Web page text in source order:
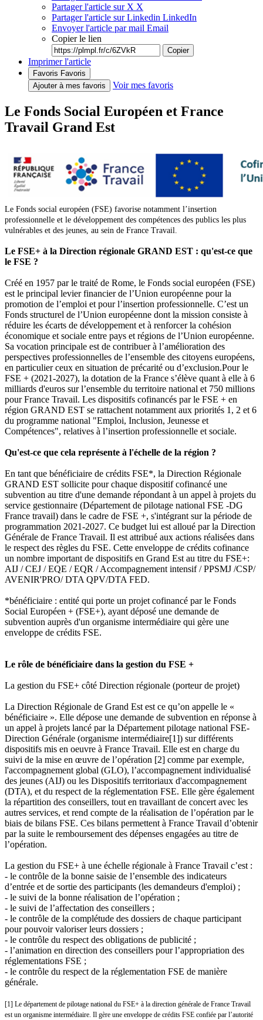
Partager l'article sur X X
Partager l'article sur Linkedin LinkedIn
Envoyer l'article par mail Email
Copier le lien
Copier
Imprimer l'article
Favoris Favoris
Ajouter à mes favoris
Voir mes favoris
Le Fonds Social Européen et France
Travail Grand Est
Le Fonds social européen (FSE) favorise notamment l’insertion
professionnelle et le développement des compétences des publics les plus
vulnérables et des jeunes, au sein de France Travail.
Le FSE+ à la Direction régionale GRAND EST : qu'est-ce que
le FSE ?
Créé en 1957 par le traité de Rome, le Fonds social européen (FSE)
est le principal levier financier de l’Union européenne pour la
promotion de l’emploi et pour l’insertion professionnelle. C’est un
Fonds structurel de l’Union européenne dont la mission consiste à
réduire les écarts de développement et à renforcer la cohésion
économique et sociale entre pays et régions de l’Union européenne.
Sa vocation principale est de contribuer à l’amélioration des
perspectives professionnelles de l’ensemble des citoyens européens,
en particulier ceux en situation de précarité ou d’exclusion.Pour le
FSE + (2021-2027), la dotation de la France s’élève quant à elle à 6
milliards d'euros sur l’ensemble du territoire national et 750 millions
pour France Travail. Les dispositifs cofinancés par le FSE + en
région GRAND EST se rattachent notamment aux priorités 1, 2 et 6
du programme national "Emploi, Inclusion, Jeunesse et
Compétences", relatives à l’insertion professionnelle et sociale.
Qu'est-ce que cela représente à l'échelle de la région ?
En tant que bénéficiaire de crédits FSE*, la Direction Régionale
GRAND EST sollicite pour chaque dispositif cofinancé une
subvention au titre d'une demande répondant à un appel à projets du
service gestionnaire (Département de pilotage national FSE -DG
France travail) dans le cadre de FSE +, s'intégrant sur la période de
programmation 2021-2027. Ce budget lui est alloué par la Direction
Générale de France Travail. Il est attribué aux actions réalisées dans
le respect des règles du FSE. Cette enveloppe de crédits cofinance
un nombre important de dispositifs en Grand Est au titre du FSE+:
AIJ / CEJ / EQE / EQR / Accompagnement intensif / PPSMJ /CSP/
AVENIR'PRO/ DTA QPV/DTA FED.
*bénéficiaire : entité qui porte un projet cofinancé par le Fonds
Social Européen + (FSE+), ayant déposé une demande de
subvention auprès d'un organisme intermédiaire qui gère une
enveloppe de crédits FSE.
Le rôle de bénéficiaire dans la gestion du FSE +
La gestion du FSE+ côté Direction régionale (porteur de projet)
La Direction Régionale de Grand Est est ce qu’on appelle le «
bénéficiaire ». Elle dépose une demande de subvention en réponse à
un appel à projets lancé par la Département pilotage national FSE-
Direction Générale (organisme intermédiaire[1]) sur différents
dispositifs mis en oeuvre à France Travail. Elle est en charge du
suivi de la mise en œuvre de l’opération [2] comme par exemple,
l'accompagnement global (GLO), l’accompagnement individualisé
des jeunes (AIJ) ou les Dispositifs territoriaux d'accompagnement
(DTA), et du respect de la réglementation FSE. Elle gère également
la répartition des conseillers, tout en travaillant de concert avec les
autres services, et rend compte de la réalisation de l’opération par le
biais de bilans FSE. Ces bilans permettent à France Travail d’obtenir
par la suite le remboursement des dépenses engagées au titre de
l’opération.
La gestion du FSE+ à une échelle régionale à France Travail c’est :
- le contrôle de la bonne saisie de l’ensemble des indicateurs
d’entrée et de sortie des participants (les demandeurs d'emploi) ;
- le suivi de la bonne réalisation de l’opération ;
- le suivi de l’affectation des conseillers ;
- le contrôle de la complétude des dossiers de chaque participant
pour pouvoir valoriser leurs dossiers ;
- le contrôle du respect des obligations de publicité ;
- l’animation en direction des conseillers pour l’appropriation des
réglementations FSE ;
- le contrôle du respect de la réglementation FSE de manière
générale.
[1] Le département de pilotage national du FSE+ à la direction générale de France Travail
est un organisme intermédiaire. Il gère une enveloppe de crédits FSE confiée par l’autorité